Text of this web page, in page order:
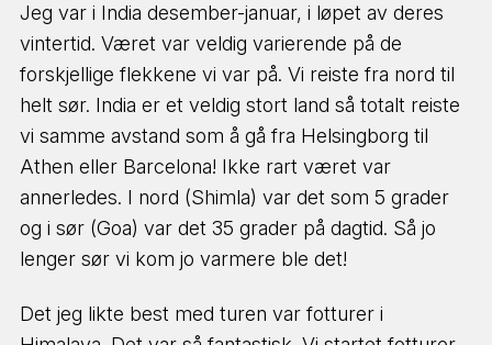
Jeg var i India desember-januar, i løpet av deres
vintertid. Været var veldig varierende på de
forskjellige flekkene vi var på. Vi reiste fra nord til
helt sør. India er et veldig stort land så totalt reiste
vi samme avstand som å gå fra Helsingborg til
Athen eller Barcelona! Ikke rart været var
annerledes. I nord (Shimla) var det som 5 grader
og i sør (Goa) var det 35 grader på dagtid. Så jo
lenger sør vi kom jo varmere ble det!
Det jeg likte best med turen var fotturer i